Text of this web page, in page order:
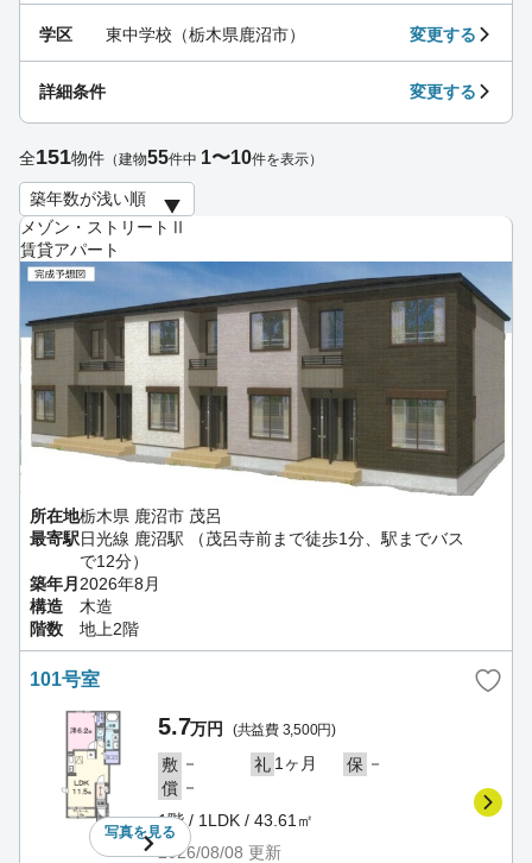
メゾン・ストリートⅡ
賃貸アパート
所在地栃木県 鹿沼市 茂呂
最寄駅日光線 鹿沼駅 （茂呂寺前まで徒歩1分、駅までバス
で12分）
築年月 2026年8月
構造
木造
階数
地上2階
101号室
写真を見る
5.7万円 (共益費 3,500円)
敷 － 礼 1ヶ月 保 －
償 －
1階 / 1LDK / 43.61㎡
2026/08/08 更新
学区 東中学校（栃木県鹿沼市） 変更する
詳細条件 変更する
全151物件 （建物55件中 1〜10件を表示）